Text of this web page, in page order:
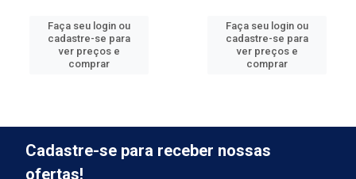
Faça seu login ou
cadastre-se para
ver preços e
comprar
Faça seu login ou
cadastre-se para
ver preços e
comprar
Cadastre-se para receber nossas
ofertas!